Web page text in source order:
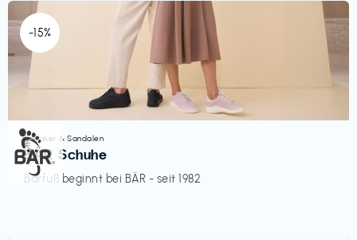
-15%
Sneaker & Sandalen
BÄR Schuhe
Barfuß beginnt bei BÄR - seit 1982
€‎